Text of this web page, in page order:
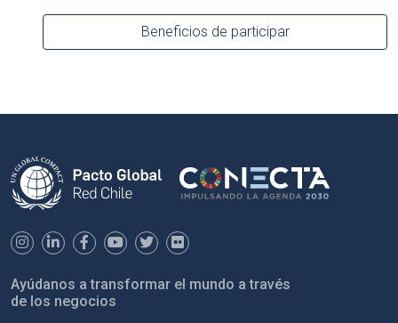
Beneficios de participar
Ayúdanos a transformar el mundo a través
de los negocios